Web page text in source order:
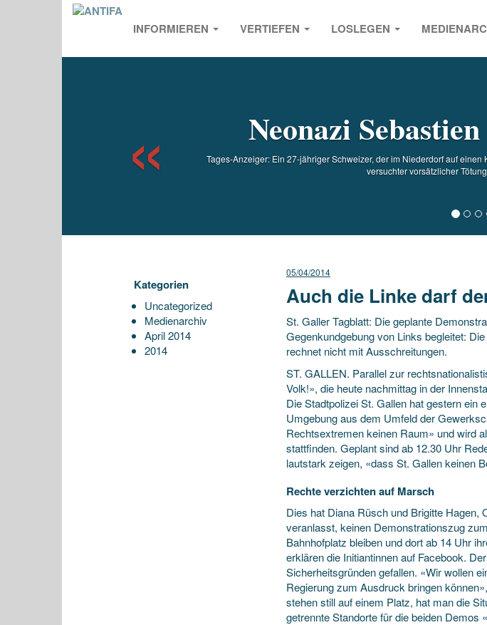
INFORMIEREN VERTIEFEN LOSLEGEN
Neonazi
Tages-Anzeiger: Ein 27-jähriger Schweizer, der im Niederdorf auf
versuchter vorsätzlicher
Kategorien
Uncategorized
Medienarchiv
April 2014
2014
05/04/2014
Auch die Linke darf
St. Galler Tagblatt: Die geplante
Gegenkundgebung von Links begleitet:
rechnet nicht mit Ausschreitungen.
ST. GALLEN. Parallel zur
Volk!», die heute nachmittag in der
Die Stadtpolizei St. Gallen hat gestern ein
Umgebung aus dem Umfeld der
Rechtsextremen keinen Raum» und wird
stattfinden. Geplant sind ab 12.30 Uhr
lautstark zeigen, «dass St. Gallen keinen
Rechte verzichten auf Marsch
Dies hat Diana Rüsch und Brigitte Hagen,
veranlasst, keinen Demonstrationszug
Bahnhofplatz bleiben und dort ab 14 Uhr
erklären die Initiantinnen auf Facebook.
Sicherheitsgründen gefallen. «Wir wollen
Regierung zum Ausdruck bringen
stehen still auf einem Platz, hat man die
getrennte Standorte für die beiden Demos